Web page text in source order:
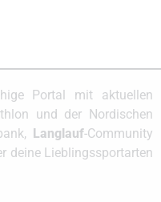
Portal mit aktuellen
und der Nordischen
Langlauf-Community
deine Lieblingssportarten